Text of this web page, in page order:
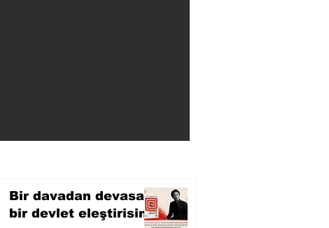
Bir davadan devasa
bir devlet eleştirisine